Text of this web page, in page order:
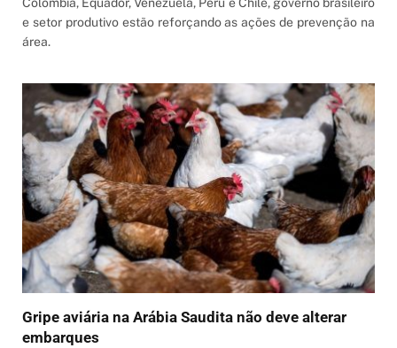
e setor produtivo estão reforçando as ações de prevenção na
área.
Gripe aviária na Arábia Saudita não deve alterar
embarques